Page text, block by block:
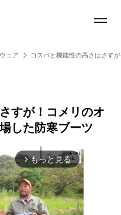
ェア コスパと機能性の高さはさす
すが！コメリのオ
した防寒ブーツ
arrow_forward_ios もっと見る